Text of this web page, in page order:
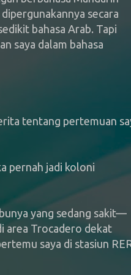
secara
bahasa Arab. Tapi
saya dalam bahasa
tentang pertemuan
pernah jadi koloni
yang sedang sakit—
area Trocadero dekat
saya di stasiun